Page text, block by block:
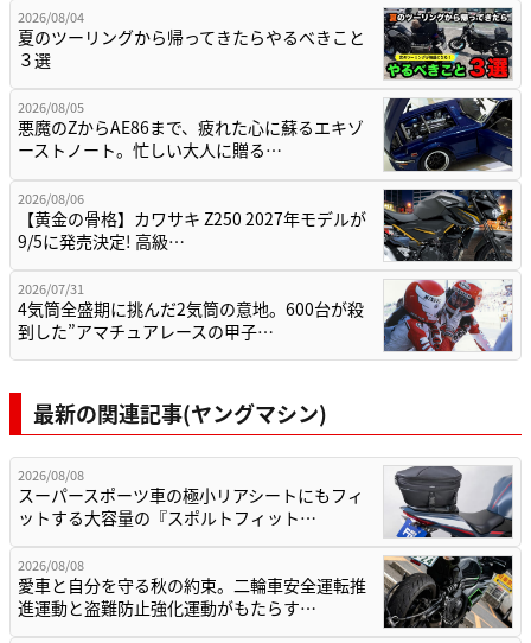
2026/08/04
夏のツーリングから帰ってきたらやるべきこと
３選
2026/08/05
悪魔のZからAE86まで、疲れた心に蘇るエキゾ
ーストノート。忙しい大人に贈る…
2026/08/06
【黄金の骨格】カワサキ Z250 2027年モデルが
9/5に発売決定! 高級…
2026/07/31
4気筒全盛期に挑んだ2気筒の意地。600台が殺
到した”アマチュアレースの甲子…
最新の関連記事(ヤングマシン)
2026/08/08
スーパースポーツ車の極小リアシートにもフィ
ットする大容量の『スポルトフィット…
2026/08/08
愛車と自分を守る秋の約束。二輪車安全運転推
進運動と盗難防止強化運動がもたらす…